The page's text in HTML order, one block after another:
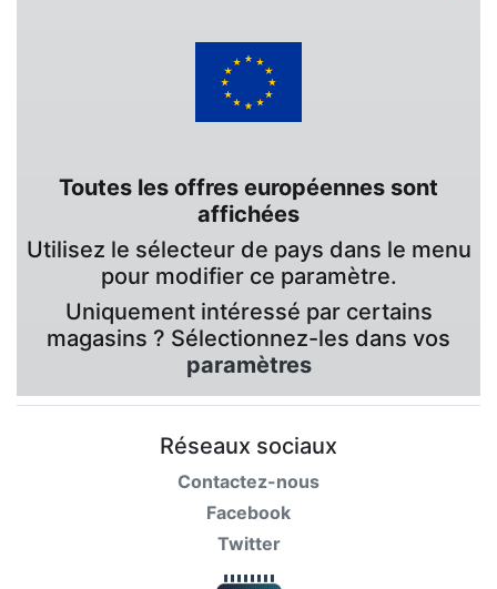
Toutes les offres européennes sont
affichées
Utilisez le sélecteur de pays dans le menu
pour modifier ce paramètre.
Uniquement intéressé par certains
magasins ? Sélectionnez-les dans vos
paramètres
Réseaux sociaux
Contactez-nous
Facebook
Twitter